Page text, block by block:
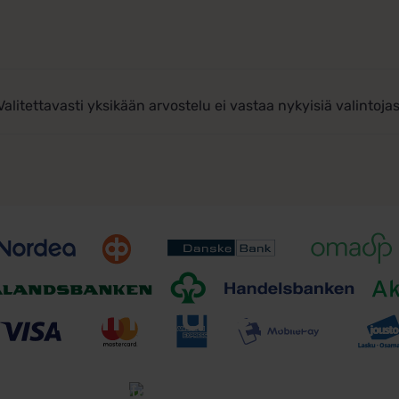
yksikään arvostelu ei vastaa nykyisiä
Toimitusehdot
Tutustu toimitusehtoihin